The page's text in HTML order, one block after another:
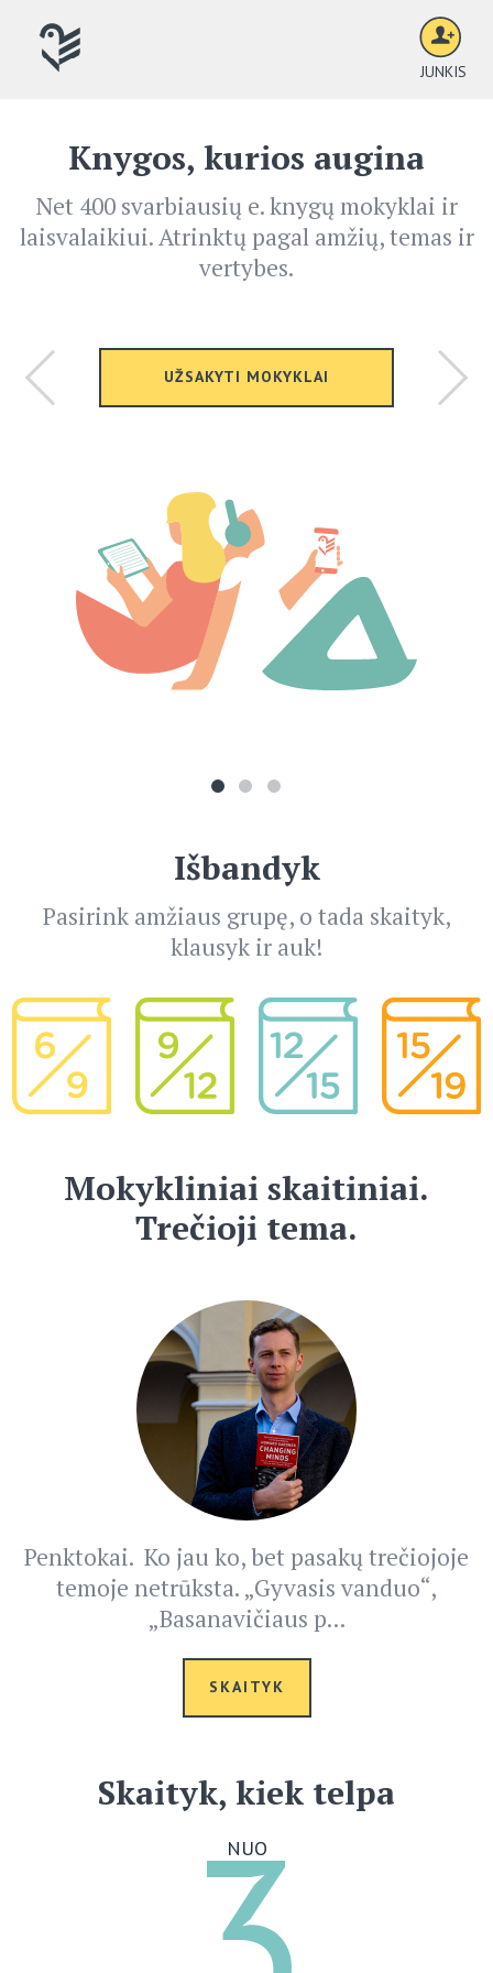
JUNKIS
Knygos, kurios augina
Net 400 svarbiausių e. knygų mokyklai ir
laisvalaikiui. Atrinktų pagal amžių, temas ir
vertybes.
UŽSAKYTI MOKYKLAI
Išbandyk
Pasirink amžiaus grupę, o tada skaityk,
klausyk ir auk!
Mokykliniai skaitiniai.
Trečioji tema.
Penktokai. Ko jau ko, bet pasakų trečiojoje
temoje netrūksta. „Gyvasis vanduo“,
„Basanavičiaus p...
SKAITYK
Skaityk, kiek telpa
NUO